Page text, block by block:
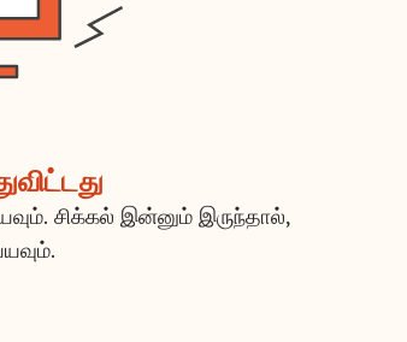
சிக்கல் இன்னும் இருந்தால்,